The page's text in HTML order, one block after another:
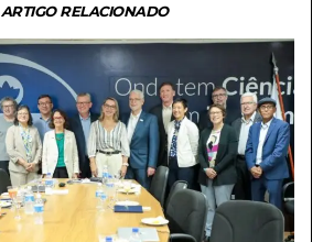
ARTIGO RELACIONADO